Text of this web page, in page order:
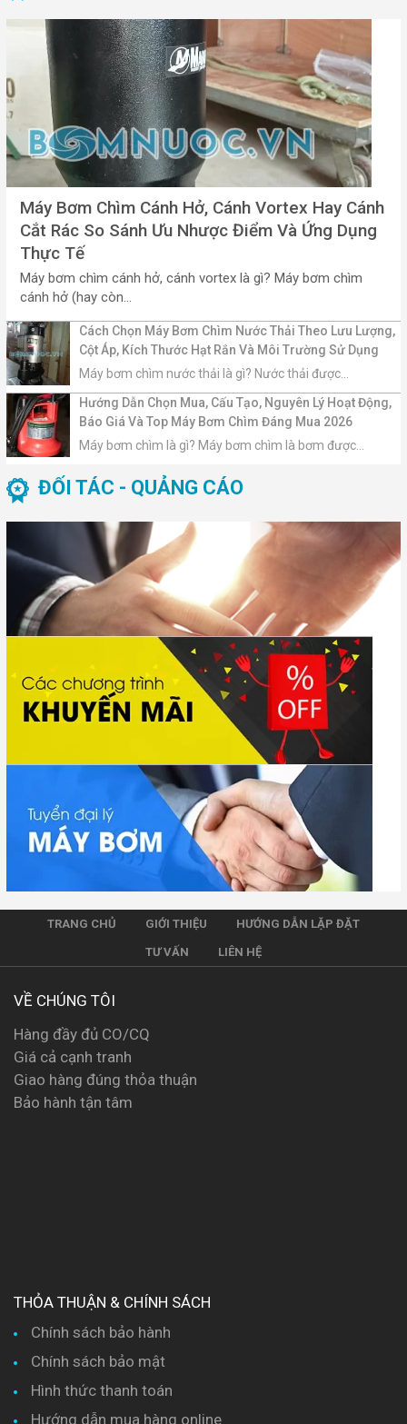
Máy Bơm Chìm Cánh Hở, Cánh Vortex Hay Cánh
Cắt Rác So Sánh Ưu Nhược Điểm Và Ứng Dụng
Thực Tế
Máy bơm chìm cánh hở, cánh vortex là gì? Máy bơm chìm
cánh hở (hay còn...
Cách Chọn Máy Bơm Chìm Nước Thải Theo Lưu Lượng,
Cột Áp, Kích Thước Hạt Rắn Và Môi Trường Sử Dụng
Máy bơm chìm nước thải là gì? Nước thải được...
Hướng Dẫn Chọn Mua, Cấu Tạo, Nguyên Lý Hoạt Động,
Báo Giá Và Top Máy Bơm Chìm Đáng Mua 2026
Máy bơm chìm là gì? Máy bơm chìm là bơm được...
ĐỐI TÁC - QUẢNG CÁO
TRANG CHỦ GIỚI THIỆU HƯỚNG DẪN LẶP ĐẶT
TƯ VẤN LIÊN HỆ
VỀ CHÚNG TÔI
Hàng đầy đủ CO/CQ
Giá cả cạnh tranh
Giao hàng đúng thỏa thuận
Bảo hành tận tâm
THỎA THUẬN & CHÍNH SÁCH
Chính sách bảo hành
Chính sách bảo mật
Hình thức thanh toán
Hướng dẫn mua hàng online